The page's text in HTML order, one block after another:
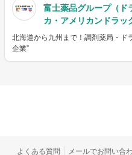
富士薬品グループ（ド
カ・アメリカンドラッ
北海道から九州まで！調剤薬局・ド
企業”
よくある質問 メールでお問い合